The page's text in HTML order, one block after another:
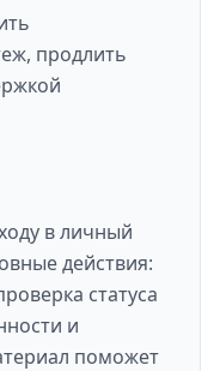
продлить
в личный
действия:
статуса
и
поможет